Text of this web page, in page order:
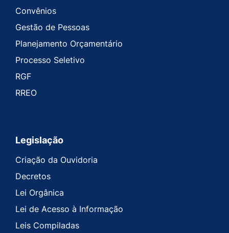
Convênios
Gestão de Pessoas
Planejamento Orçamentário
Processo Seletivo
RGF
RREO
Legislação
Criação da Ouvidoria
Decretos
Lei Orgânica
Lei de Acesso à Informação
Leis Compiladas